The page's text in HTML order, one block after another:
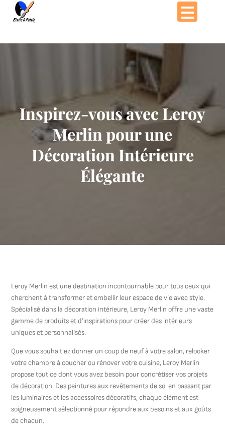
Passer
Inspirez-vous avec Leroy
Merlin pour une
Décoration Intérieure
Élégante
Leroy Merlin est une destination incontournable pour tous ceux qui
cherchent à transformer et embellir leur espace de vie avec style.
Spécialisé dans la décoration intérieure, Leroy Merlin offre une vaste
gamme de produits et d’inspirations pour créer des intérieurs
uniques et personnalisés.
Que vous souhaitiez donner un coup de neuf à votre salon, relooker
votre chambre à coucher ou rénover votre cuisine, Leroy Merlin
propose tout ce dont vous avez besoin pour concrétiser vos projets
de décoration. Des peintures aux revêtements de sol en passant par
les luminaires et les accessoires décoratifs, chaque élément est
soigneusement sélectionné pour répondre aux besoins et aux goûts
de chacun.